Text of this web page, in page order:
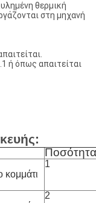
θερμική
στη μηχανή
ή όπως απαιτείται
Ποσότητα
κομμάτι
1
2